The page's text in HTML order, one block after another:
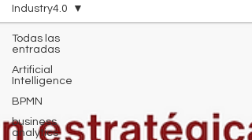
Todas las
entradas
Artificial
Intelligence
BPMN
business
analytics
Industry4.0